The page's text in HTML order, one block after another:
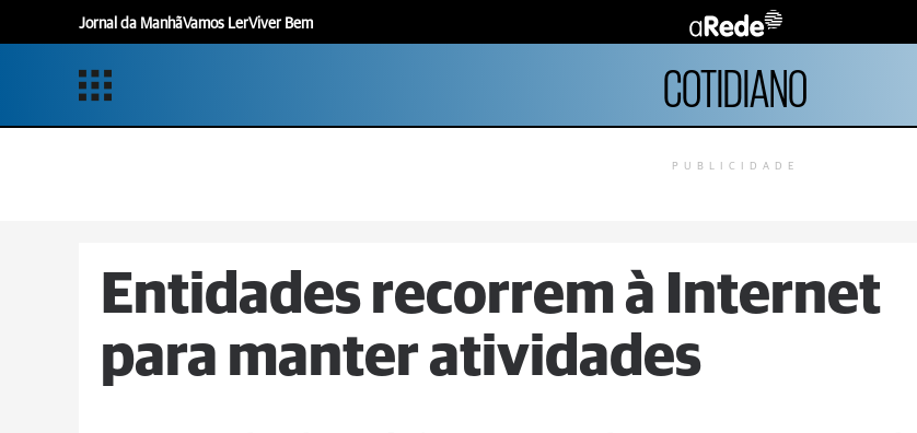
Jornal da ManhãVamos LerViver Bem
COTIDIANO
PUBLICIDADE
Entidades recorrem à Internet
para manter atividades